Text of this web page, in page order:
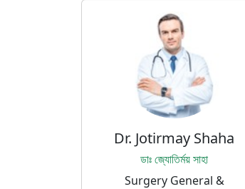
Dr. Jotirmay Shaha
ডাঃ জ্যোতির্ময় সাহা
Surgery General &